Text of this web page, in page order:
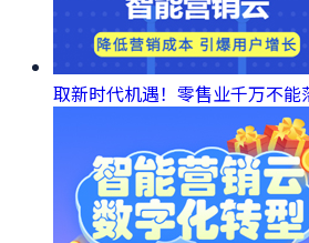
取新时代机遇！零售业千万不能